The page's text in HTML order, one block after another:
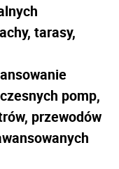
tarasy,
pomp,
przewodów